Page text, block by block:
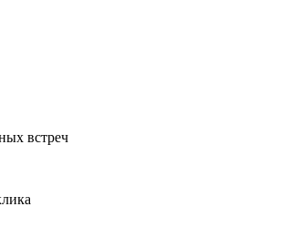
встреч